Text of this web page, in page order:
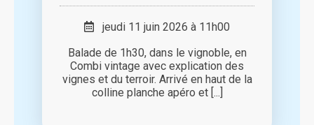
jeudi 11 juin 2026 à 11h00
Balade de 1h30, dans le vignoble, en
Combi vintage avec explication des
vignes et du terroir. Arrivé en haut de la
colline planche apéro et [...]